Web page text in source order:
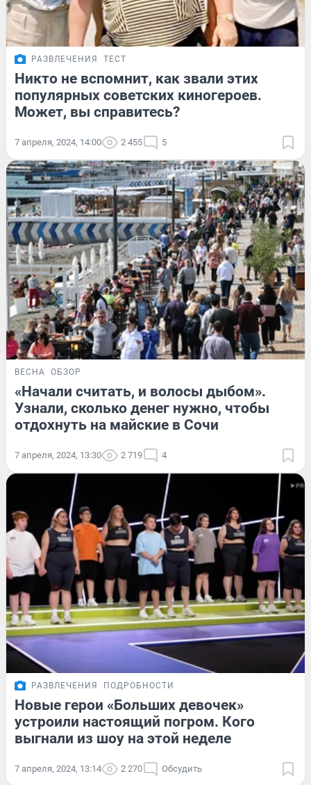
РАЗВЛЕЧЕНИЯ ТЕСТ
Никто не вспомнит, как звали этих
популярных советских киногероев.
Может, вы справитесь?
7 апреля, 2024, 14:00 2 455 5
ВЕСНА ОБЗОР
«Начали считать, и волосы дыбом».
Узнали, сколько денег нужно, чтобы
отдохнуть на майские в Сочи
7 апреля, 2024, 13:30 2 719 4
РАЗВЛЕЧЕНИЯ ПОДРОБНОСТИ
Новые герои «Больших девочек»
устроили настоящий погром. Кого
выгнали из шоу на этой неделе
7 апреля, 2024, 13:14 2 270 Обсудить